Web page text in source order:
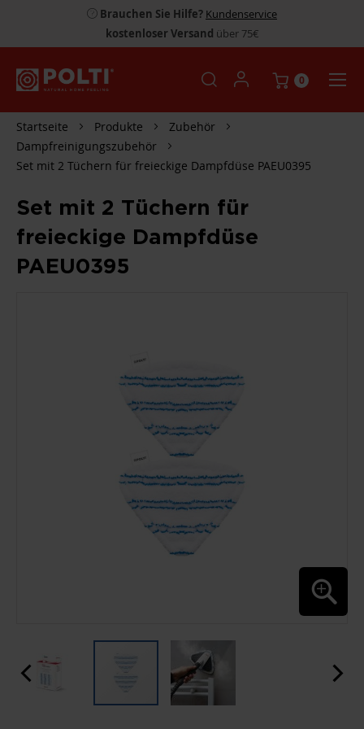
Brauchen Sie Hilfe? Kundenservice
kostenloser Versand über 75€
0
Startseite Produkte
Zubehör
Dampfreinigungszubehör
Set mit 2 Tüchern für freieckige Dampfdüse PAEU0395
Set mit 2 Tüchern für
freieckige Dampfdüse
PAEU0395